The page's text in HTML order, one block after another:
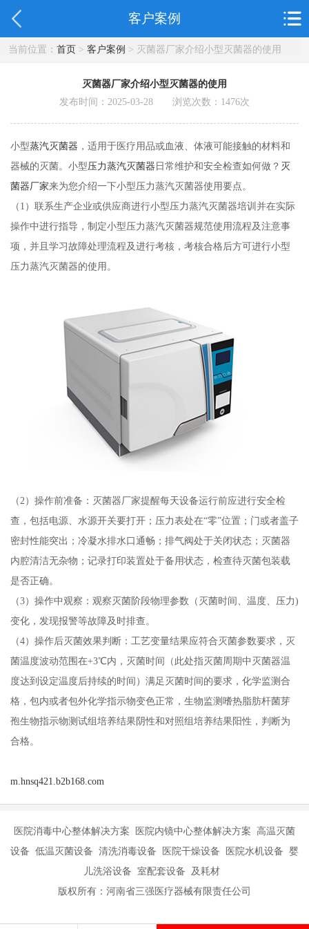
客户案例
当前位置： 首页> 客户案例 > 灭菌器厂家介绍小型灭菌器的使用
灭菌器厂家介绍小型灭菌器的使用
发布时间：2025-03-28 浏览次数： 1476次
小型蒸汽灭菌器 ，适用于医疗用品或血液、体液可能接触的材料和
器械的灭菌。小型压力蒸汽灭菌器日常维护和安全检查如何做？ 灭
菌器厂家来为您介绍一下小型压力蒸汽灭菌器使用要点。
（1）联系生产企业或供应商进行小型压力蒸汽灭菌器培训并在实际
操作中进行指导，制定小型压力蒸汽灭菌器规范使用流程及注意事
项，并且学习故障处理流程及进行考核，考核合格后方可进行小型
压力蒸汽灭菌器的使用。
（2）操作前准备：灭菌器厂家提醒每天设备运行前应进行安全检
查，包括电源、水源开关要打开；压力表处在“零”位置；门或者盖子
密封性能突出；冷凝水排水口通畅；排气阀处于关闭状态；灭菌器
内腔清洁无杂物；记录打印装置处于备用状态，检查待灭菌包装载
是否正确。
（3）操作中观察：观察灭菌阶段物理参数（灭菌时间、温度、压力)
变化，发现报警等故障及时排查。
（4）操作后灭菌效果判断：工艺变量结果应符合灭菌参数要求，灭
菌温度波动范围在+3℃内，灭菌时间（此处指灭菌周期中灭菌器温
度达到设定温度后持续的时间）满足灭菌时间的要求，化学监测合
格，包内或者包外化学指示物变色正常，生物监测嗜热脂肪杆菌芽
孢生物指示物测试组培养结果阴性和对照组培养结果阳性，判断为
合格。
m.hnsq421.b2b168.com
医院消毒中心整体解决方案 医院内镜中心整体解决方案 高温灭菌
设备 低温灭菌设备 清洗消毒设备 医院干燥设备 医院水机设备 婴
儿洗浴设备 室配套设备 及耗材
版权所有：河南省三强医疗器械有限责任公司